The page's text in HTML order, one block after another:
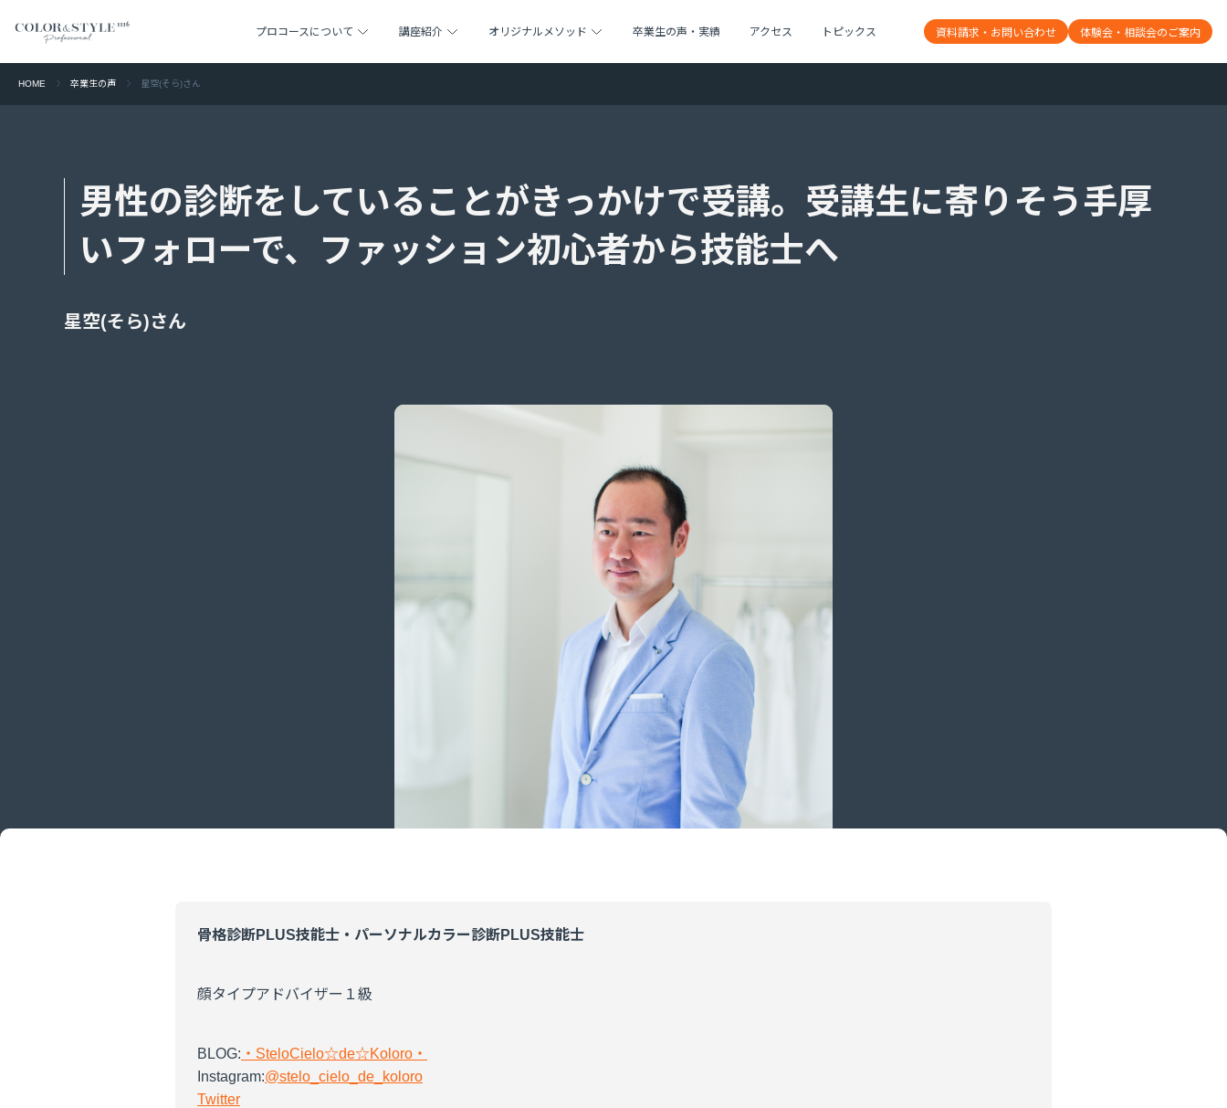
プロコースについて 講座紹介 オリジナルメソッド 卒業生の声・実績 アクセス トピックス 資料請求・お問い合わせ 体験会・相談会のご案内​
HOME 卒業生の声 星空(そら)さん
男性の診断をしていることがきっかけで受講。受講生に寄りそう手厚
いフォローで、ファッション初心者から技能士へ
星空(そら)さん
骨格診断PLUS技能士・パーソナルカラー診断PLUS技能士
顔タイプアドバイザー１級
BLOG: ・SteloCielo☆de☆Koloro・
Instagram:@stelo_cielo_de_koloro
Twitter